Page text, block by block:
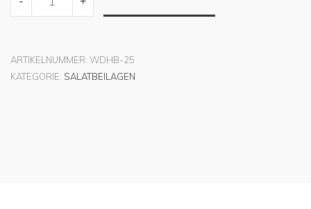
ARTIKELNUMMER: WDHB-25
KATEGORIE: SALATBEILAGEN